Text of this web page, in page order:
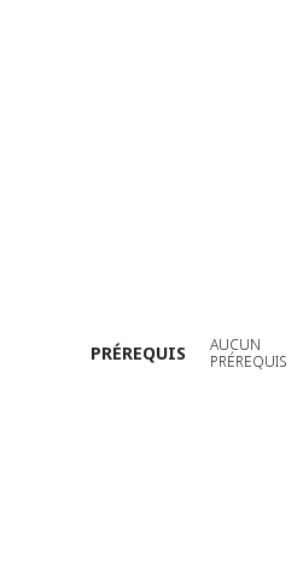
PRÉREQUIS
AUCUN
PRÉREQUIS